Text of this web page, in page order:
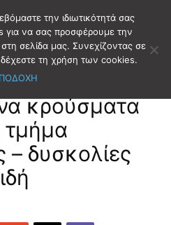
κρούσματα
τμήμα
– δυσκολίες
την ιδιωτικότητά σας
για να σας προσφέρουμε την
σελίδα μας. Συνεχίζοντας σε
τη χρήση των cookies.